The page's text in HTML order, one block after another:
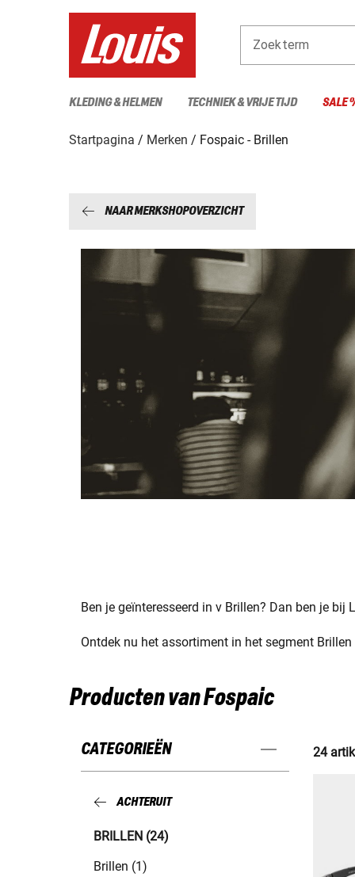
Zoekterm
KLEDING & HELMEN TECHNIEK & VRIJE TIJD SALE
Startpagina Merken Fospaic - Brillen
NAAR MERKSHOPOVERZICHT
Ben je geïnteresseerd in v Brillen? Dan ben je bij
Ontdek nu het assortiment in het segment
Producten van Fospaic
CATEGORIEËN
ACHTERUIT
BRILLEN (24)
Brillen (1)
24